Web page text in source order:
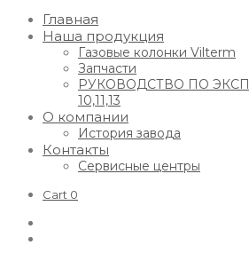
Главная
Наша продукция
Газовые колонки Vilterm
Запчасти
РУКОВОДСТВО ПО
10,11,13
О компании
История завода
Контакты
Сервисные центры
Cart 0